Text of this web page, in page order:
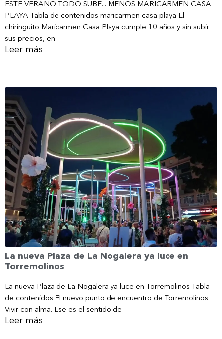
ESTE VERANO TODO SUBE... MENOS MARICARMEN CASA
PLAYA Tabla de contenidos maricarmen casa playa El
chiringuito Maricarmen Casa Playa cumple 10 años y sin subir
sus precios, en
Leer más
La nueva Plaza de La Nogalera ya luce en
Torremolinos
La nueva Plaza de La Nogalera ya luce en Torremolinos Tabla
de contenidos El nuevo punto de encuentro de Torremolinos
Vivir con alma. Ese es el sentido de
Leer más